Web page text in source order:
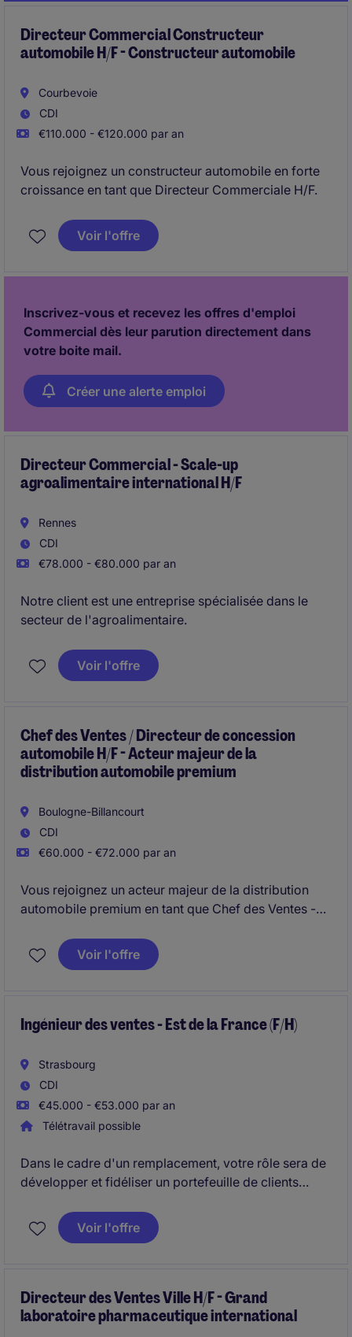
Directeur Commercial Constructeur
automobile H/F - Constructeur automobile
Courbevoie
CDI
€110.000 - €120.000 par an
Vous rejoignez un constructeur automobile en forte
croissance en tant que Directeur Commerciale H/F.
Voir l'offre
Inscrivez-vous et recevez les offres d'emploi
Commercial dès leur parution directement dans
votre boite mail.
Créer une alerte emploi
Directeur Commercial - Scale-up
agroalimentaire international H/F
Rennes
CDI
€78.000 - €80.000 par an
Notre client est une entreprise spécialisée dans le
secteur de l'agroalimentaire.
Voir l'offre
Chef des Ventes / Directeur de concession
automobile H/F - Acteur majeur de la
distribution automobile premium
Boulogne-Billancourt
CDI
€60.000 - €72.000 par an
Vous rejoignez un acteur majeur de la distribution
automobile premium en tant que Chef des Ventes -
Voir l'offre
Ingénieur des ventes - Est de la France (F/H)
Strasbourg
CDI
€45.000 - €53.000 par an
Télétravail possible
Dans le cadre d'un remplacement, votre rôle sera de
développer et fidéliser un portefeuille de clients
Mulhouse (environ 15 départements).
Voir l'offre
Directeur des Ventes Ville H/F - Grand
laboratoire pharmaceutique international